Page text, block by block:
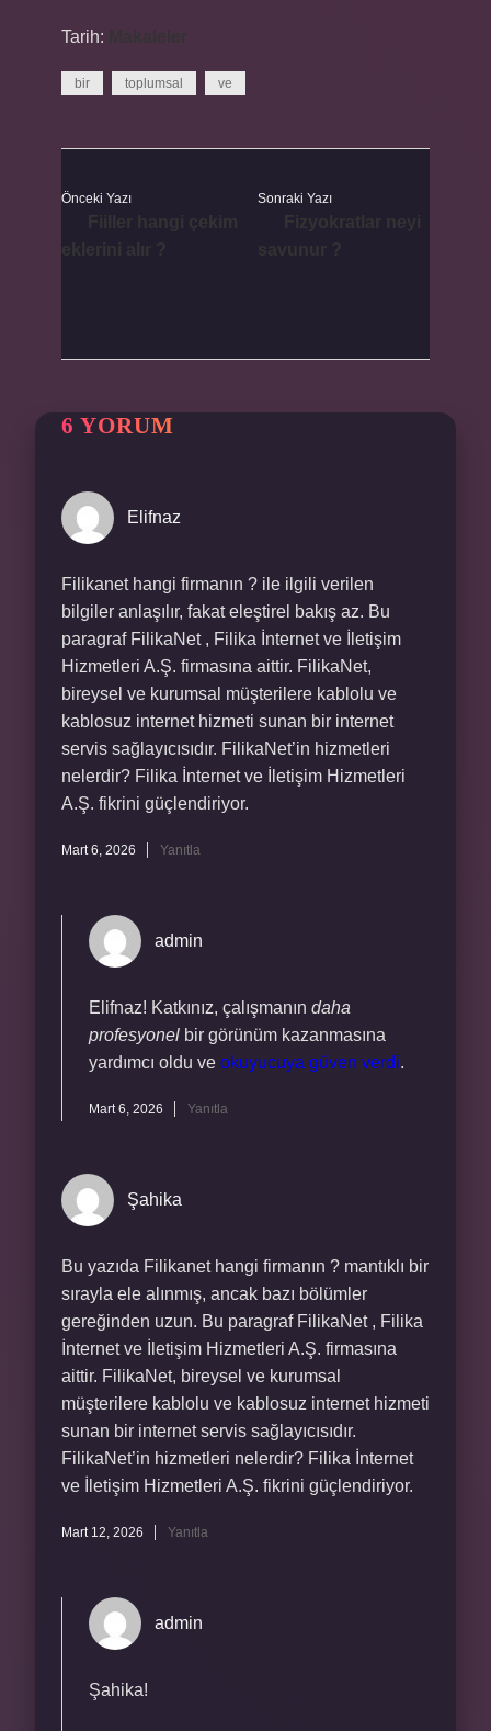
Tarih:
bir toplumsal ve
Önceki Yazı Sonraki Yazı
6 YORUM
Elifnaz
Filikanet hangi firmanın ? ile ilgili verilen
bilgiler anlaşılır, fakat eleştirel bakış az. Bu
paragraf FilikaNet , Filika İnternet ve İletişim
Hizmetleri A.Ş. firmasına aittir. FilikaNet,
bireysel ve kurumsal müşterilere kablolu ve
kablosuz internet hizmeti sunan bir internet
servis sağlayıcısıdır. FilikaNet’in hizmetleri
nelerdir? Filika İnternet ve İletişim Hizmetleri
A.Ş. fikrini güçlendiriyor.
Mart 6, 2026 Yanıtla
admin
Elifnaz! Katkınız, çalışmanın daha
profesyonel bir görünüm kazanmasına
yardımcı oldu ve okuyucuya güven verdi.
Mart 6, 2026 Yanıtla
Şahika
Bu yazıda Filikanet hangi firmanın ? mantıklı bir
sırayla ele alınmış, ancak bazı bölümler
gereğinden uzun. Bu paragraf FilikaNet , Filika
İnternet ve İletişim Hizmetleri A.Ş. firmasına
aittir. FilikaNet, bireysel ve kurumsal
müşterilere kablolu ve kablosuz internet hizmeti
sunan bir internet servis sağlayıcısıdır.
FilikaNet’in hizmetleri nelerdir? Filika İnternet
ve İletişim Hizmetleri A.Ş. fikrini güçlendiriyor.
Mart 12, 2026 Yanıtla
admin
Şahika!